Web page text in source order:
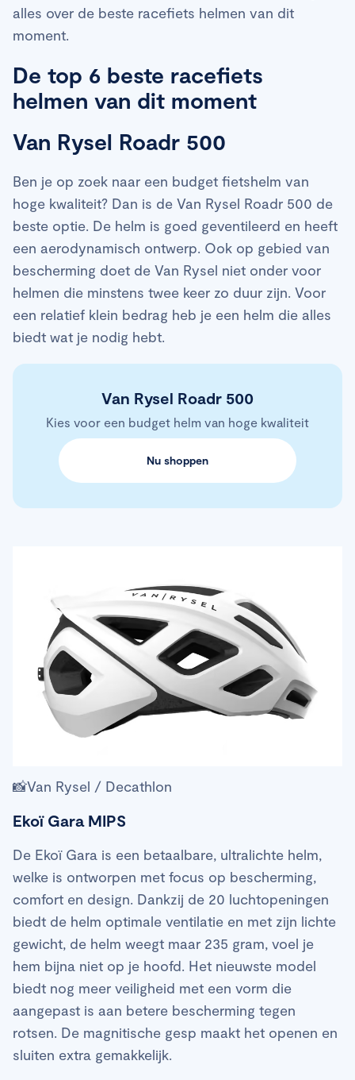
alles over de beste racefiets helmen van dit
moment.
De top 6 beste racefiets
helmen van dit moment
Van Rysel Roadr 500
Ben je op zoek naar een budget fietshelm van
hoge kwaliteit? Dan is de Van Rysel Roadr 500 de
beste optie. De helm is goed geventileerd en heeft
een aerodynamisch ontwerp. Ook op gebied van
bescherming doet de Van Rysel niet onder voor
helmen die minstens twee keer zo duur zijn. Voor
een relatief klein bedrag heb je een helm die alles
biedt wat je nodig hebt.
Van Rysel Roadr 500
Kies voor een budget helm van hoge kwaliteit
Nu shoppen
📸Van Rysel / Decathlon
Ekoï Gara MIPS
De Ekoï Gara is een betaalbare, ultralichte helm,
welke is ontworpen met focus op bescherming,
comfort en design. Dankzij de 20 luchtopeningen
biedt de helm optimale ventilatie en met zijn lichte
gewicht, de helm weegt maar 235 gram, voel je
hem bijna niet op je hoofd. Het nieuwste model
biedt nog meer veiligheid met een vorm die
aangepast is aan betere bescherming tegen
rotsen. De magnitische gesp maakt het openen en
sluiten extra gemakkelijk.